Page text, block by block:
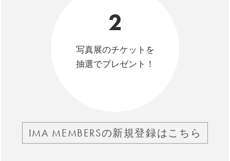
2
写真展のチケットを
抽選でプレゼント！
IMA MEMBERSの新規登録はこちら